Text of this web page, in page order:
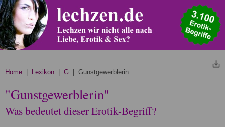
Home Lexikon G | Gunstgewerblerin
"Gunstgewerblerin"
Was bedeutet dieser Erotik-Begriff?